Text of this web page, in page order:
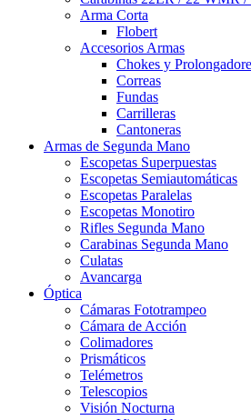
Arma Corta
Flobert
Accesorios Armas
Chokes y
Correas
Fundas
Carrilleras
Cantoneras
Armas de Segunda Mano
Escopetas Superpuestas
Escopetas Semiautomáticas
Escopetas Paralelas
Escopetas Monotiro
Rifles Segunda Mano
Carabinas Segunda Mano
Culatas
Avancarga
Óptica
Cámaras Fototrampeo
Cámara de Acción
Colimadores
Prismáticos
Telémetros
Telescopios
Visión Nocturna